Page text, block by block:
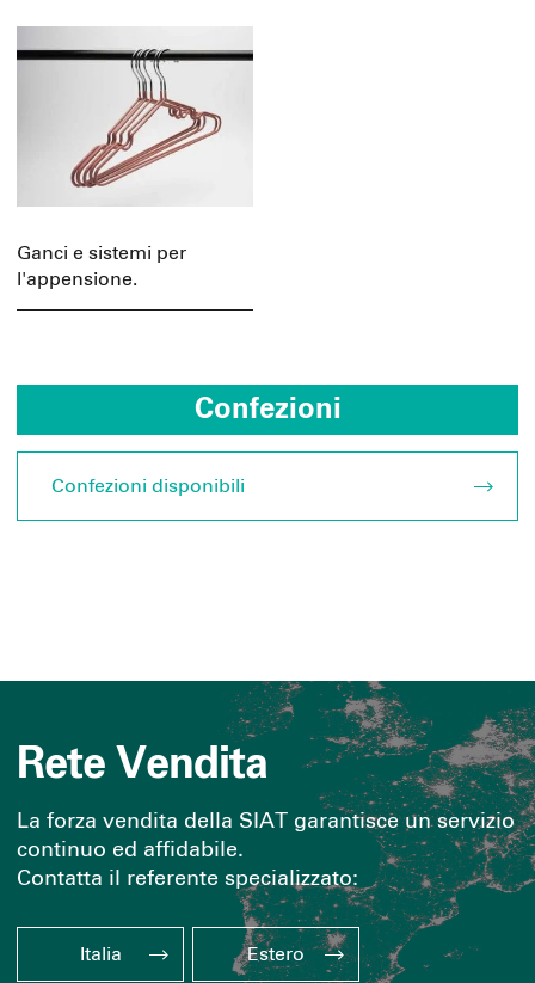
Ganci e sistemi per
l'appensione.
Confezioni
Confezioni disponibili
Rete Vendita
La forza vendita della SIAT garantisce un servizio
continuo ed affidabile.
Contatta il referente specializzato:
Italia Estero